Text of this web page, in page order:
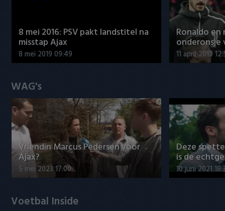
8 mei 2016: PSV pakt landstitel na
misstap Ajax
8 mei 2019 09:49
Ronaldo
onderonsje
11 april 2019
WAG's
Vriendin Marcus Pedersen voor
Ajax?
5 mei 2023 17:00
Deze
is de
10 juni 2021
Voetbal Inside